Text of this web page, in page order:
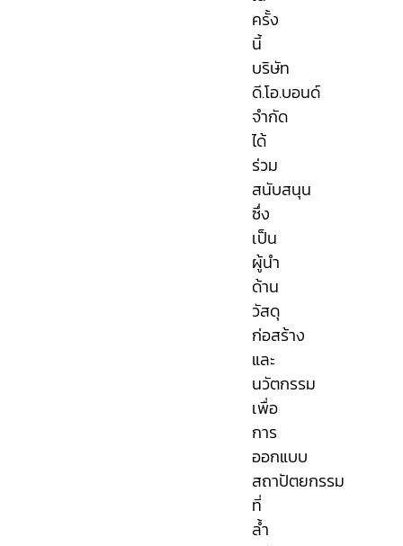
ครั้ง
นี้
บริษัท
ดี.โอ.บอนด์
จำกัด
ได้
ร่วม
สนับสนุน
ซึ่ง
เป็น
ผู้นำ
ด้าน
วัสดุ
ก่อสร้าง
และ
นวัตกรรม
เพื่อ
การ
ออกแบบ
สถาปัตยกรรม
ที่
ล้ำ